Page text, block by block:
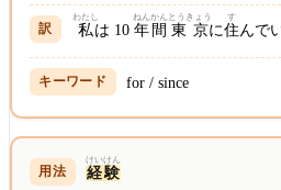
私
わたし
は 10年間
ねんかん
東京
とうきょう
に住
す
んで
for / since
経験
けいけん